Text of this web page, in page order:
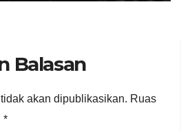
Balasan
akan dipublikasikan. Ruas
*